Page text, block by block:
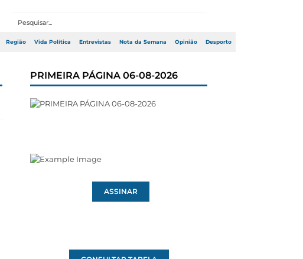
Região Vida Política Entrevistas Nota da Semana Opinião Desporto
PRIMEIRA PÁGINA 06-08-2026
ASSINAR